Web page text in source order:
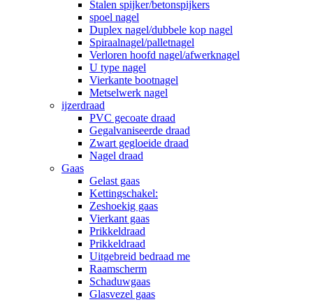
Stalen spijker/betonspijkers
spoel nagel
Duplex nagel/dubbele kop nagel
Spiraalnagel/palletnagel
Verloren hoofd nagel/afwerknagel
U type nagel
Vierkante bootnagel
Metselwerk nagel
ijzerdraad
PVC gecoate draad
Gegalvaniseerde draad
Zwart gegloeide draad
Nagel draad
Gaas
Gelast gaas
Kettingschakel:
Zeshoekig gaas
Vierkant gaas
Prikkeldraad
Prikkeldraad
Uitgebreid bedraad me
Raamscherm
Schaduwgaas
Glasvezel gaas